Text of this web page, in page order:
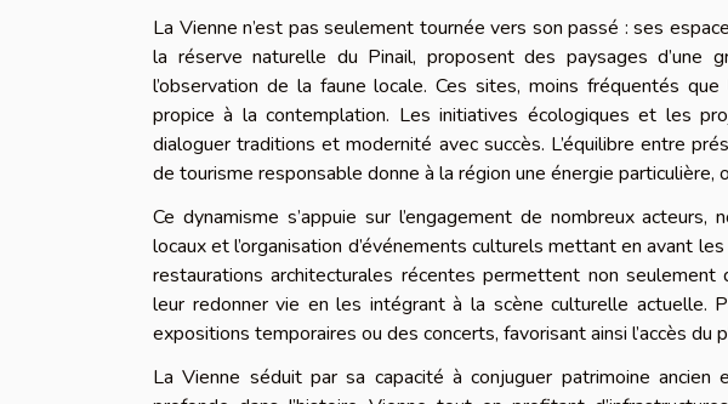
La Vienne n’est pas seulement tournée vers son passé : ses
la réserve naturelle du Pinail, proposent des paysages d’une
l’observation de la faune locale. Ces sites, moins fréquentés
propice à la contemplation. Les initiatives écologiques et les
dialoguer traditions et modernité avec succès. L’équilibre entre
de tourisme responsable donne à la région une énergie particulière,
Ce dynamisme s’appuie sur l’engagement de nombreux
locaux et l’organisation d’événements culturels mettant en avant
restaurations architecturales récentes permettent non
leur redonner vie en les intégrant à la scène culturelle actuelle.
expositions temporaires ou des concerts, favorisant ainsi l’accès
La Vienne séduit par sa capacité à conjuguer patrimoine